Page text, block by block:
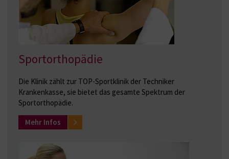
Sportorthopädie
Die Klinik zählt zur TOP-Sportklinik der Techniker
Krankenkasse, sie bietet das gesamte Spektrum der
Sportorthopädie.
Mehr Infos